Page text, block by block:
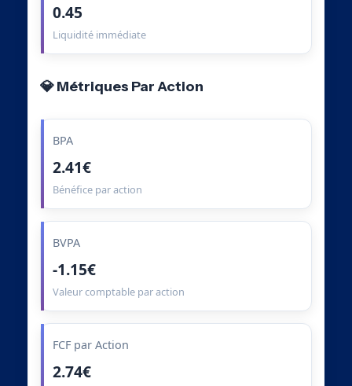
0.45
Liquidité immédiate
💎 Métriques Par Action
BPA
2.41€
Bénéfice par action
BVPA
-1.15€
Valeur comptable par action
FCF par Action
2.74€